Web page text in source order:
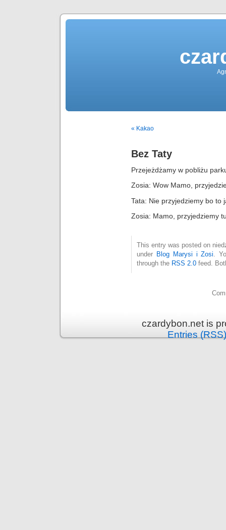
« Kakao
Bez Taty
Przejeżdżamy w pobliżu
Zosia: Wow Mamo,
Tata: Nie przyjedziemy bo to
Zosia: Mamo, przyjedziemy
This entry was posted on
under Blog Marysi i Zosi.
through the RSS 2.0 feed.
czardybon.net is
Entries (RSS)